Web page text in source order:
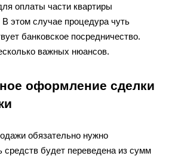
оплаты части квартиры
этом случае процедура чуть
банковское посредничество.
важных нюансов.
оформление сделки
обязательно нужно
средств будет переведена из сумм